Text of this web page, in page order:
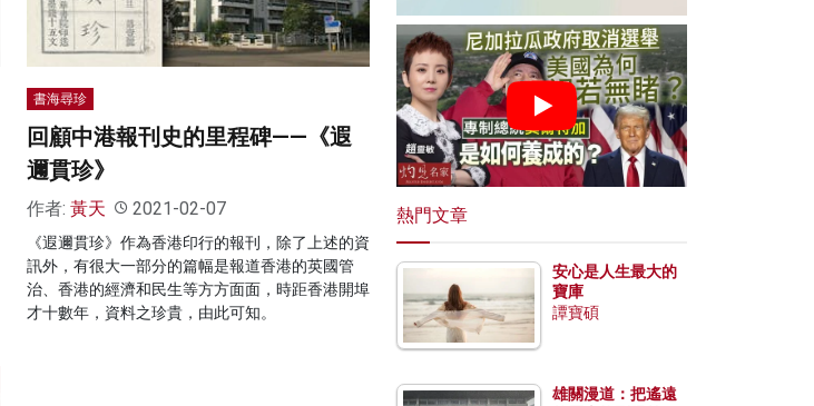
書海尋珍
回顧中港報刊史的里程碑——《遐
邇貫珍》
作者: 黃天 2021-02-07
《遐邇貫珍》作為香港印行的報刊，除了上述的資
訊外，有很大一部分的篇幅是報道香港的英國管
治、香港的經濟和民生等方方面面，時距香港開埠
才十數年，資料之珍貴，由此可知。
熱門文章
安心是人生最大的
寶庫
譚寶碩
雄關漫道：把遙遠